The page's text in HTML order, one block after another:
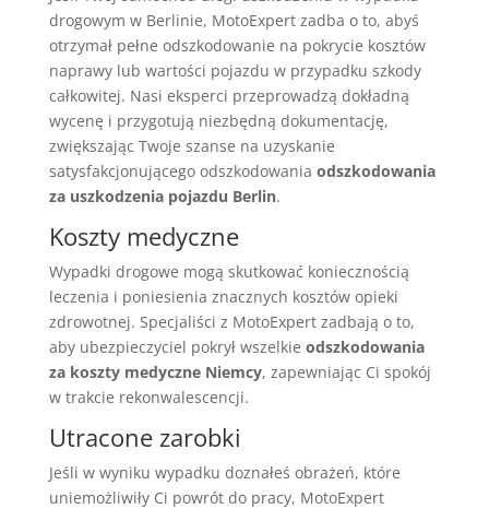
drogowym w Berlinie, MotoExpert zadba o to, abyś
otrzymał pełne odszkodowanie na pokrycie kosztów
naprawy lub wartości pojazdu w przypadku szkody
całkowitej. Nasi eksperci przeprowadzą dokładną
wycenę i przygotują niezbędną dokumentację,
zwiększając Twoje szanse na uzyskanie
satysfakcjonującego odszkodowania odszkodowania
za uszkodzenia pojazdu Berlin.
Koszty medyczne
Wypadki drogowe mogą skutkować koniecznością
leczenia i poniesienia znacznych kosztów opieki
zdrowotnej. Specjaliści z MotoExpert zadbają o to,
aby ubezpieczyciel pokrył wszelkie odszkodowania
za koszty medyczne Niemcy, zapewniając Ci spokój
w trakcie rekonwalescencji.
Utracone zarobki
Jeśli w wyniku wypadku doznałeś obrażeń, które
uniemożliwiły Ci powrót do pracy, MotoExpert